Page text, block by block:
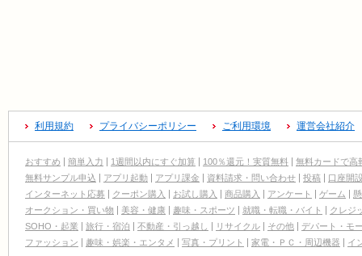
利用規約 プライバシーポリシー ご利用環境 運営会社紹介
おすすめ 簡単入力 1週間以内にすぐ加算 100％還元！実質無料
無料カードで高
無料サンプル申込
アプリ起動 アプリ課金 資料請求・問い合わせ 投稿
口座開
インターネット応募
クーポン購入 お試し購入 商品購入 アンケート ゲーム
オークション・買い物
美容・健康 趣味・スポーツ 就職・転職・バイト
クレジ
SOHO・起業
旅行・宿泊 不動産・引っ越し リサイクル その他
デパート・モ
ファッション
趣味・娯楽・エンタメ 写真・プリント 家電・ＰＣ・周辺機器 イ